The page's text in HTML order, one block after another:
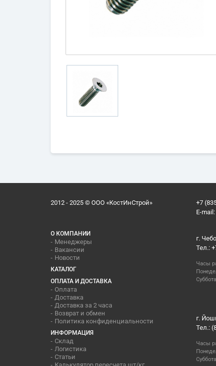
2012 - 2025 © ООО «КостИнСтрой»
+7
E-mail:
О КОМПАНИИ
Менеджеры
Вакансии
Новости
КАТАЛОГ
ОПЛАТА И ДОСТАВКА
Оплата
Доставка
Доставка за 2 часа
Возврат и обмен
Политика конфиденциальности
ИНФОРМАЦИЯ
Склад
Логистика
Статьи
г.
Тел.:
Часы
г.
Тел.:
Часы